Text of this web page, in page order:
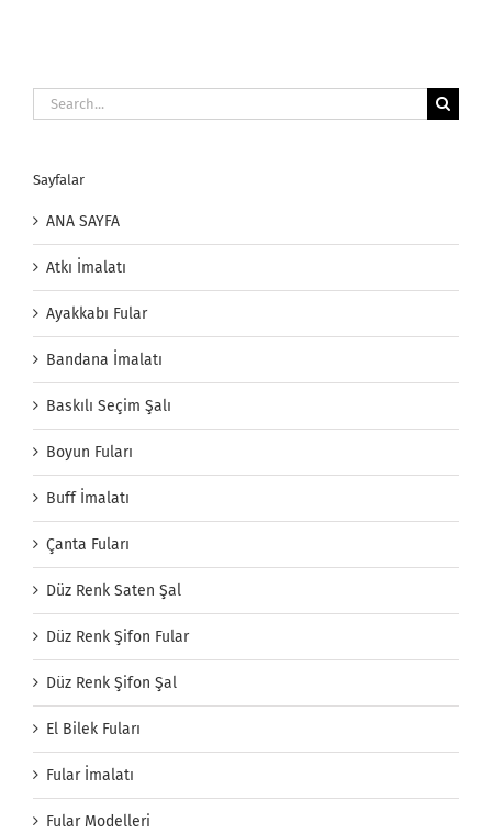
Search
for:
Sayfalar
ANA SAYFA
Atkı İmalatı
Ayakkabı Fular
Bandana İmalatı
Baskılı Seçim Şalı
Boyun Fuları
Buff İmalatı
Çanta Fuları
Düz Renk Saten Şal
Düz Renk Şifon Fular
Düz Renk Şifon Şal
El Bilek Fuları
Fular İmalatı
Fular Modelleri